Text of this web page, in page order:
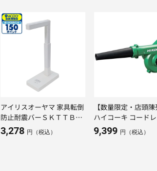
アイリスオーヤマ 家具転倒
防止耐震バーＳＫＴＴＢー
Ｓホワイト
3,278 円（税込）
【数量限定・店頭陳
ハイコーキ コード
ワ RB18DC（NN）
み
9,399 円（税込）